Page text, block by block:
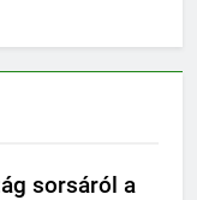
sorsáról a